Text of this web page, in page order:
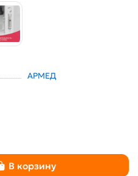
АРМЕД
В корзину